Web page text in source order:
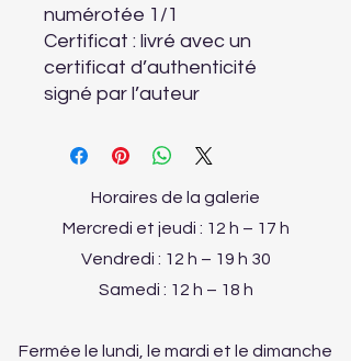
numérotée 1/1
Certificat : livré avec un
certificat d’authenticité
signé par l’auteur
Horaires de la galerie
Mercredi et jeudi : 12 h – 17 h
Vendredi : 12 h – 19 h 30
Samedi : 12 h – 18 h
Fermée le lundi, le mardi et le dimanche